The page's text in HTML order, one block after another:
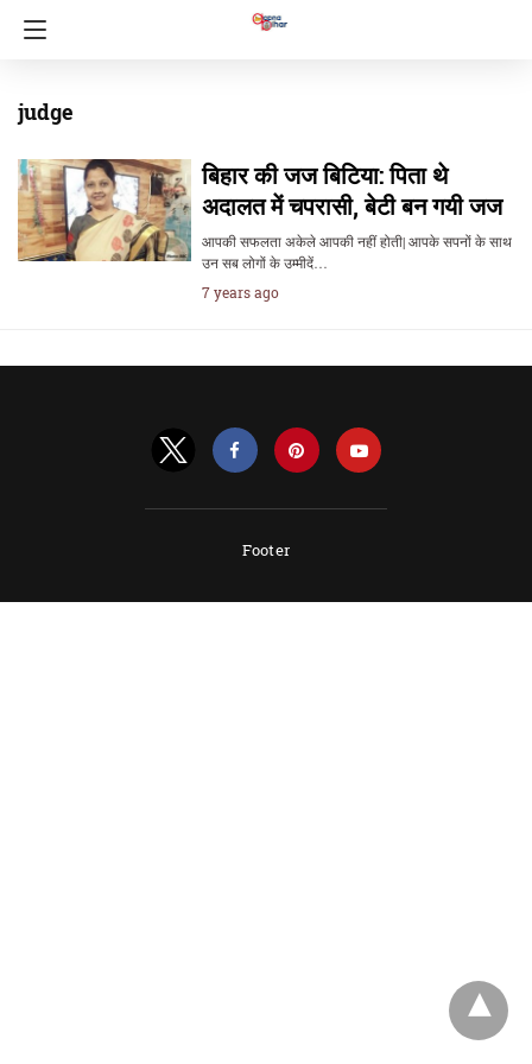
judge
बिहार की जज बिटिया: पिता थे
अदालत में चपरासी, बेटी बन गयी जज
आपकी सफलता अकेले आपकी नहीं होती| आपके सपनों के साथ
उन सब लोगों के उम्मीदें…
7 years ago
Footer